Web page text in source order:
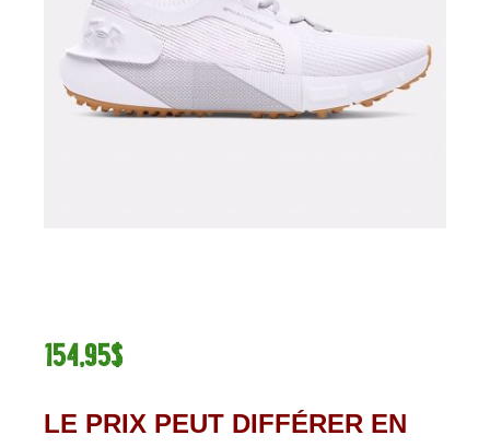
154,95$
LE PRIX PEUT DIFFÉRER EN